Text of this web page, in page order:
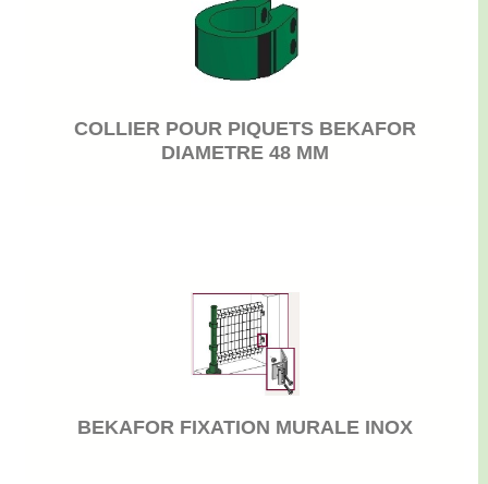
COLLIER POUR PIQUETS BEKAFOR
DIAMETRE 48 MM
BEKAFOR FIXATION MURALE INOX